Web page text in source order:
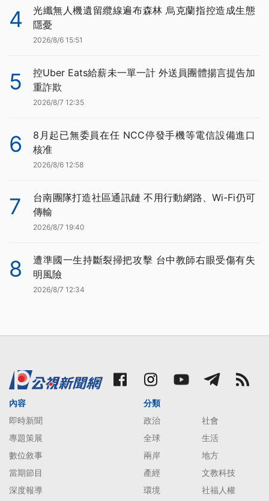
4
光纖無人機遺留纜線遍布森林 烏克蘭指控造成生態
隱憂
2026/8/6 15:51
5
控Uber Eats給薪未一單一計 外送員團體揚言提告加
重詐欺
2026/8/7 12:35
6
8月起已無委員在任 NCC停發手機等電信設備進口
核准
2026/8/6 12:58
7
台南團隊打造社區通訊鏈 不用行動網路、Wi-Fi仍可
傳輸
2026/8/7 19:40
8
遭準國一生持斷裂掃把攻擊 台中教師右眼受傷有失
明風險
2026/8/7 12:34
內容
即時新聞
專題策展
數位敘事
當期節目
深度報導
分類
政治
社會
全球
生活
兩岸
地方
產經
文教科技
環境
社福人權